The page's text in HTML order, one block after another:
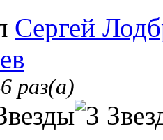
Сергей
раз(а)